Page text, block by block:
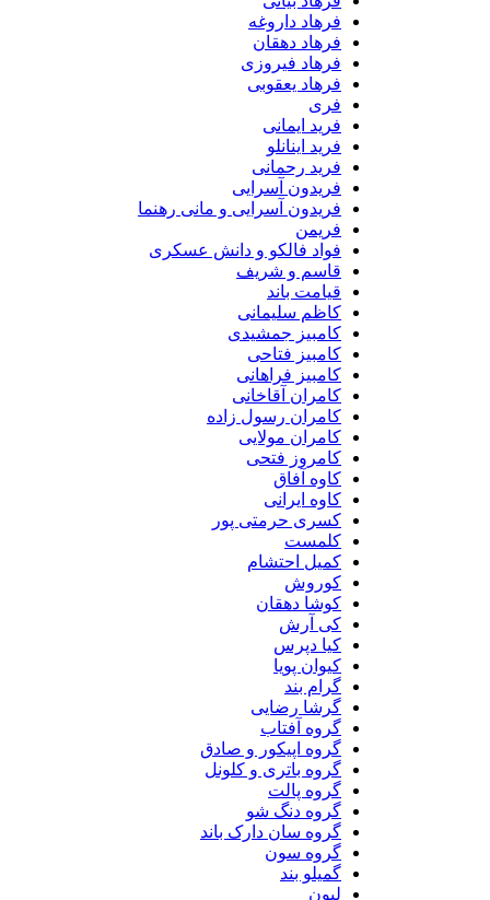
فرهاد داروغه
فرهاد دهقان
فرهاد فیروزی
فرهاد یعقوبی
فری
فرید ایمانی
فرید اینانلو
فرید رحمانی
فریدون آسرایی
فریدون آسرایی و مانی رهنما
فریمن
فواد فالکو و دانش عسکری
قاسم و شریف
قیامت باند
کاظم سلیمانی
کامبیز جمشیدی
کامبیز فتاحی
کامبیز فراهانی
کامران آقاخانی
کامران رسول زاده
کامران مولایی
کامروز فتحی
کاوه آفاق
کاوه ایرانی
کسری حرمتی پور
کلمست
کمیل احتشام
کوروش
کوشا دهقان
کی آرش
کیا دپرس
کیوان پویا
گرام بند
گرشا رضایی
گروه آفتاب
گروه اپیکور و صادق
گروه باتری و کلونل
گروه پالت
گروه دنگ شو
گروه سان دارک باند
گروه سون
گمیلو بند
لیون